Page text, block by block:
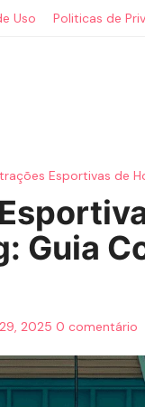
Uso Politicas de
Esportivas de
Guia
2025 0 comentário